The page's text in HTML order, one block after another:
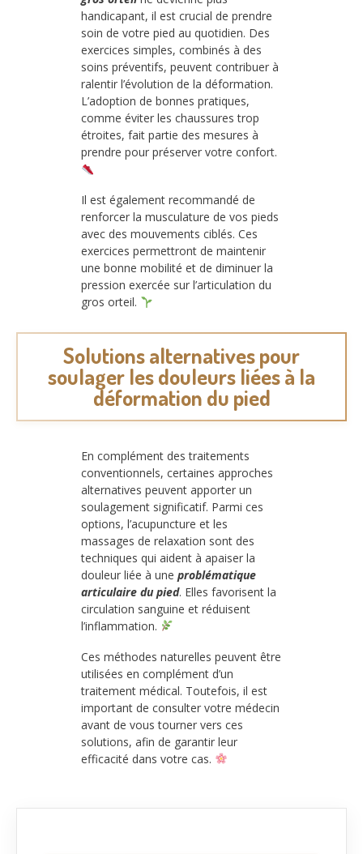
handicapant, il est crucial de prendre
soin de votre pied au quotidien. Des
exercices simples, combinés à des
soins préventifs, peuvent contribuer à
ralentir l’évolution de la déformation.
L’adoption de bonnes pratiques,
comme éviter les chaussures trop
étroites, fait partie des mesures à
prendre pour préserver votre confort.
Il est également recommandé de
renforcer la musculature de vos pieds
avec des mouvements ciblés. Ces
exercices permettront de maintenir
une bonne mobilité et de diminuer la
pression exercée sur l’articulation du
gros orteil.
Solutions alternatives pour
soulager les douleurs liées à la
déformation du pied
En complément des traitements
conventionnels, certaines approches
alternatives peuvent apporter un
soulagement significatif. Parmi ces
options, l’acupuncture et les
massages de relaxation sont des
techniques qui aident à apaiser la
douleur liée à une problématique
articulaire du pied. Elles favorisent la
circulation sanguine et réduisent
l’inflammation.
Ces méthodes naturelles peuvent être
utilisées en complément d’un
traitement médical. Toutefois, il est
important de consulter votre médecin
avant de vous tourner vers ces
solutions, afin de garantir leur
efficacité dans votre cas.